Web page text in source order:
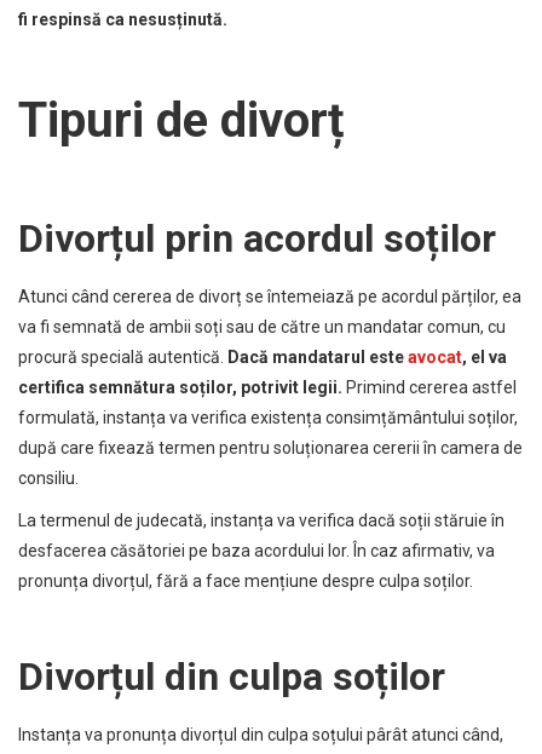
fi respinsă ca nesusținută.
Tipuri de divorț
Divorțul prin acordul soților
Atunci când cererea de divorț se întemeiază pe acordul părților, ea
va fi semnată de ambii soți sau de către un mandatar comun, cu
procură specială autentică.
Dacă mandatarul esteavocat, el va
certifica semnătura soților, potrivit legii. Primind cererea astfel
formulată, instanța va verifica existența consimțământului soților,
după care fixează termen pentru soluționarea cererii în camera de
consiliu.
La termenul de judecată, instanța va verifica dacă soții stăruie în
desfacerea căsătoriei pe baza acordului lor. În caz afirmativ, va
pronunța divorțul, fără a face mențiune despre culpa soților.
Divorțul din culpa soților
Instanța va pronunța divorțul din culpa soțului pârât atunci când,